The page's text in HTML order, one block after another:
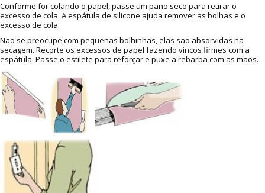
Conforme for colando o papel, passe um pano seco para retirar o
excesso de cola. A espátula de silicone ajuda remover as bolhas e o
excesso de cola.
Não se preocupe com pequenas bolhinhas, elas são absorvidas na
secagem. Recorte os excessos de papel fazendo vincos firmes com a
espátula. Passe o estilete para reforçar e puxe a rebarba com as mãos.